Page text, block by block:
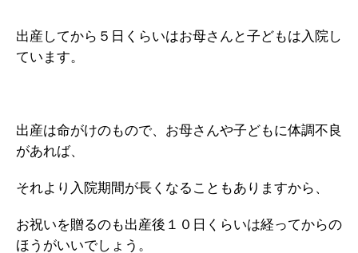
出産してから５日くらいはお母さんと子どもは入院し
ています。
出産は命がけのもので、お母さんや子どもに体調不良
があれば、
それより入院期間が長くなることもありますから、
お祝いを贈るのも出産後１０日くらいは経ってからの
ほうがいいでしょう。